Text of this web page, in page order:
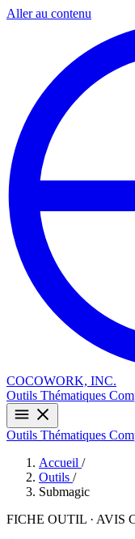
Aller au contenu
COCOWORK, INC.
Outils Thématiques
Outils Thématiques
Accueil /
Outils /
Submagic
FICHE OUTIL · AVIS